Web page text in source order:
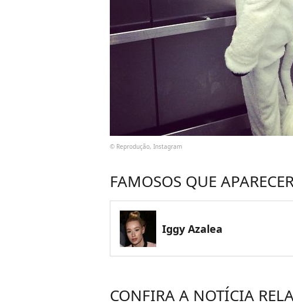
© Reprodução, Instagram
FAMOSOS QUE
Iggy Azalea
CONFIRA A NOTÍCIA